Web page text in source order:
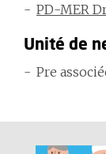
PD-MER
Unité de
Pre